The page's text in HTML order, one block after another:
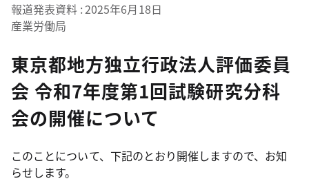
報道発表資料 2025年6月18日
産業労働局
東京都地方独立行政法人評価委員
会 令和7年度第1回試験研究分科
会の開催について
このことについて、下記のとおり開催しますので、お知
らせします。